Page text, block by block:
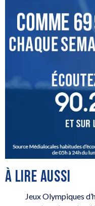
À LIRE AUSSI
Jeux Olympiques